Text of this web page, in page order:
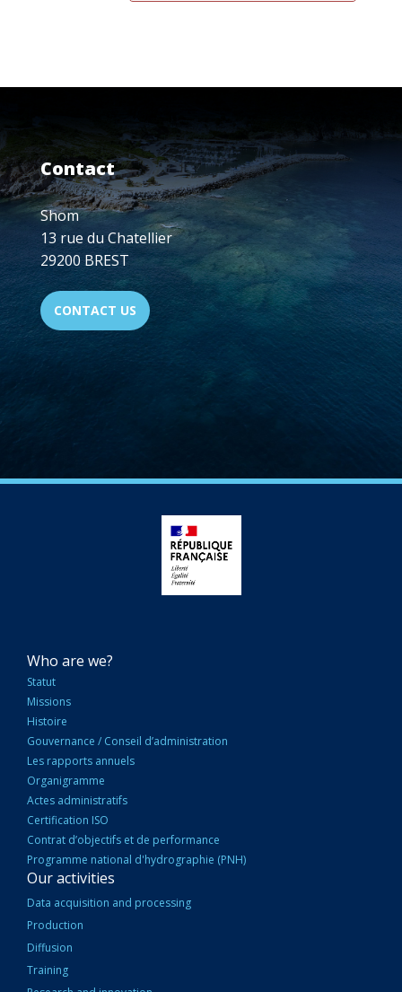
Contact
Shom
13 rue du Chatellier
29200 BREST
CONTACT US
NAVIGATION
PRINCIPALE
Who are we?
Statut
Missions
Histoire
Gouvernance / Conseil d’administration
Les rapports annuels
Organigramme
Actes administratifs
Certification ISO
Contrat d’objectifs et de performance
Programme national d'hydrographie (PNH)
Our activities
Data acquisition and processing
Production
Diffusion
Training